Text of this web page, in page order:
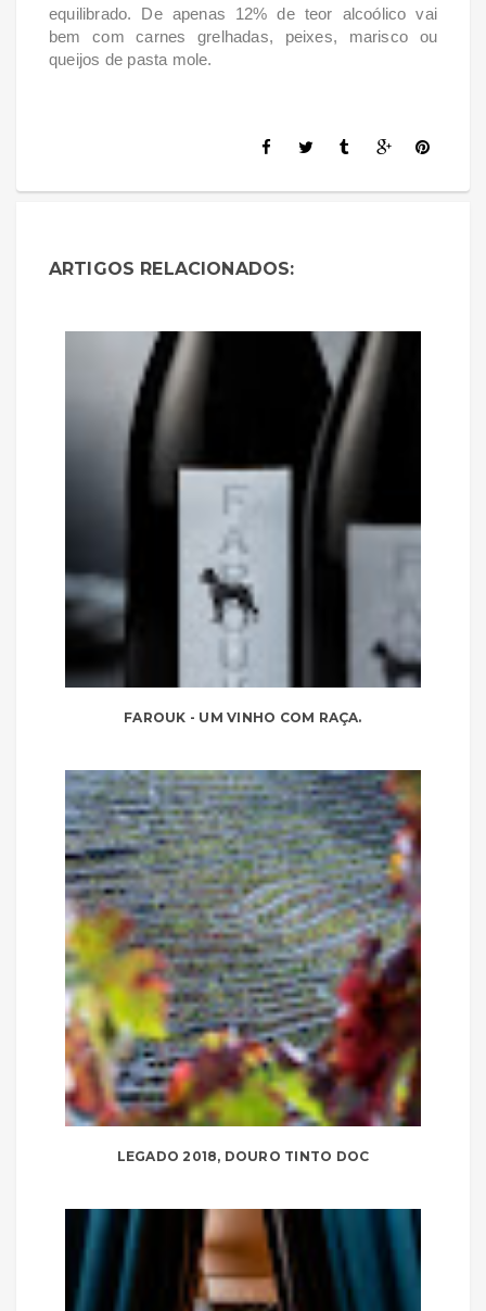
equilibrado. De apenas 12% de teor alcoólico vai
bem com carnes grelhadas, peixes, marisco ou
queijos de pasta mole.
ARTIGOS RELACIONADOS:
FAROUK - UM VINHO COM RAÇA.
LEGADO 2018, DOURO TINTO DOC